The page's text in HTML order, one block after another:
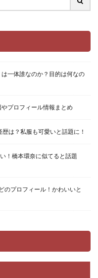
一体誰なのか？目的は何なの
プロフィール情報まとめ
は？私服も可愛いと話題に！
！橋本環奈に似てると話題
のプロフィール！かわいいと